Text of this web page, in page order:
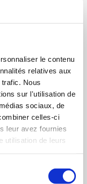
le contenu
relatives aux
Nous
sur l'utilisation de
sociaux, de
celles-ci
leur avez fournies
utilisation de leurs
baissière.
cas d’école pour
A savoir, une
I (ce qui offre la
de se faire en
II et IV sous
ci-dessus et